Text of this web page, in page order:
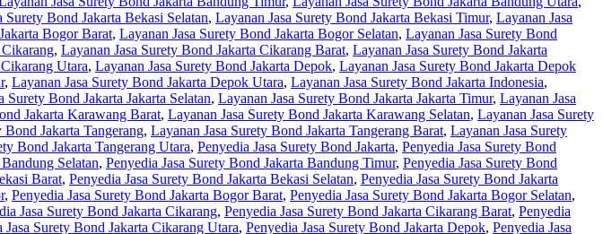
Surety Bond Jakarta Bekasi Selatan, Layanan Jasa Surety Bond Jakarta Bekasi Timur, Layanan Jasa
Bogor Barat, Layanan Jasa Surety Bond Jakarta Bogor Selatan, Layanan Jasa Surety Bond
, Layanan Jasa Surety Bond Jakarta Cikarang Barat, Layanan Jasa Surety Bond Jakarta
Utara, Layanan Jasa Surety Bond Jakarta Depok, Layanan Jasa Surety Bond Jakarta Depok
, Layanan Jasa Surety Bond Jakarta Depok Utara, Layanan Jasa Surety Bond Jakarta Indonesia,
Surety Bond Jakarta Jakarta Selatan, Layanan Jasa Surety Bond Jakarta Jakarta Timur, Layanan Jasa
Jakarta Karawang Barat, Layanan Jasa Surety Bond Jakarta Karawang Selatan, Layanan Jasa Surety
Bond Jakarta Tangerang, Layanan Jasa Surety Bond Jakarta Tangerang Barat, Layanan Jasa Surety
Bond Jakarta Tangerang Utara, Penyedia Jasa Surety Bond Jakarta, Penyedia Jasa Surety Bond
Selatan, Penyedia Jasa Surety Bond Jakarta Bandung Timur, Penyedia Jasa Surety Bond
Barat, Penyedia Jasa Surety Bond Jakarta Bekasi Selatan, Penyedia Jasa Surety Bond Jakarta
, Penyedia Jasa Surety Bond Jakarta Bogor Barat, Penyedia Jasa Surety Bond Jakarta Bogor Selatan,
Jasa Surety Bond Jakarta Cikarang, Penyedia Jasa Surety Bond Jakarta Cikarang Barat, Penyedia
Jasa Surety Bond Jakarta Cikarang Utara, Penyedia Jasa Surety Bond Jakarta Depok, Penyedia Jasa